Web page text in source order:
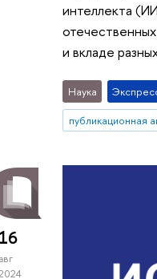
интеллекта
и вкладе
Наука
публикационная
авг